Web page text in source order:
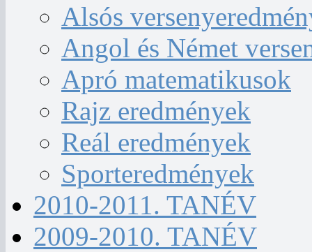
Alsós
Angol és Német
Apró matematikusok
Rajz eredmények
Reál eredmények
Sporteredmények
2010-2011. TANÉV
2009-2010. TANÉV